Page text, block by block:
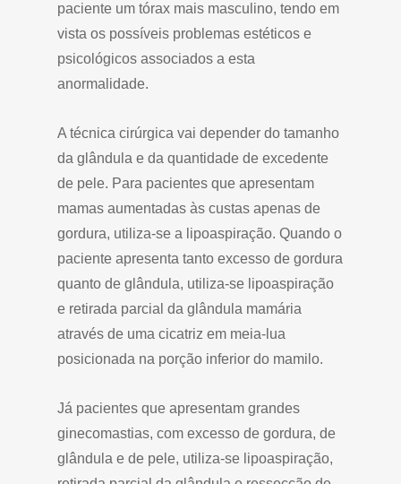
paciente um tórax mais masculino, tendo em
vista os possíveis problemas estéticos e
psicológicos associados a esta
anormalidade.
A técnica cirúrgica vai depender do tamanho
da glândula e da quantidade de excedente
de pele. Para pacientes que apresentam
mamas aumentadas às custas apenas de
gordura, utiliza-se a lipoaspiração. Quando o
paciente apresenta tanto excesso de gordura
quanto de glândula, utiliza-se lipoaspiração
e retirada parcial da glândula mamária
através de uma cicatriz em meia-lua
posicionada na porção inferior do mamilo.
Já pacientes que apresentam grandes
ginecomastias, com excesso de gordura, de
glândula e de pele, utiliza-se lipoaspiração,